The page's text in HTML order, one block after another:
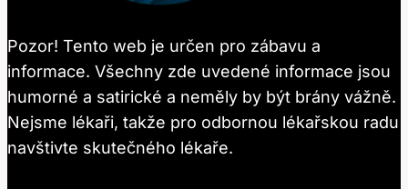
Pozor! Tento web je určen pro zábavu a
informace. Všechny zde uvedené informace jsou
humorné a satirické a neměly by být brány vážně.
Nejsme lékaři, takže pro odbornou lékařskou radu
navštivte skutečného lékaře.